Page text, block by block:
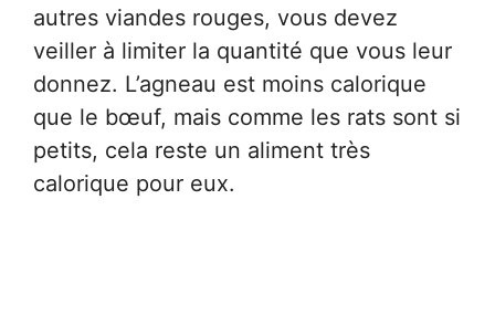
autres viandes rouges, vous devez
veiller à limiter la quantité que vous leur
donnez. L’agneau est moins calorique
que le bœuf, mais comme les rats sont si
petits, cela reste un aliment très
calorique pour eux.